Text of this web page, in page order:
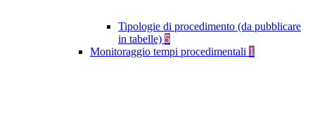
Tipologie di procedimento (da pubblicare
in tabelle) 5
Monitoraggio tempi procedimentali 1